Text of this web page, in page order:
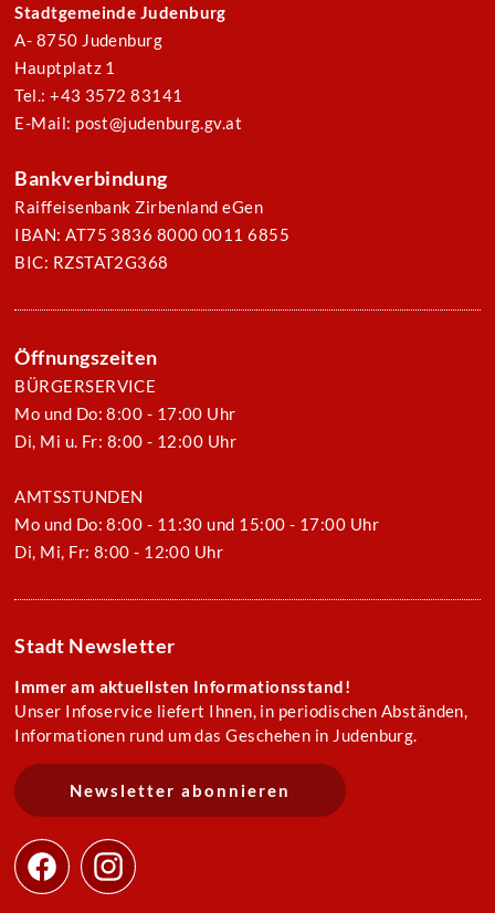
Stadtgemeinde Judenburg
A- 8750 Judenburg
Hauptplatz 1
Tel.: +43 3572 83141
E-Mail: post@judenburg.gv.at
Bankverbindung
Raiffeisenbank Zirbenland eGen
IBAN: AT75 3836 8000 0011 6855
BIC: RZSTAT2G368
Öffnungszeiten
BÜRGERSERVICE
Mo und Do: 8:00 - 17:00 Uhr
Di, Mi u. Fr: 8:00 - 12:00 Uhr
AMTSSTUNDEN
Mo und Do: 8:00 - 11:30 und 15:00 - 17:00 Uhr
Di, Mi, Fr: 8:00 - 12:00 Uhr
Stadt Newsletter
Immer am aktuellsten Informationsstand!
Unser Infoservice liefert Ihnen, in periodischen Abständen,
Informationen rund um das Geschehen in Judenburg.
Newsletter abonnieren